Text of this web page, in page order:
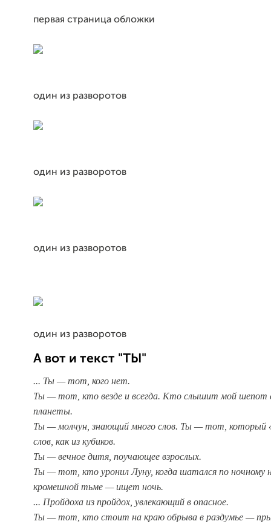
первая страница обложки
один из разворотов
один из разворотов
один из разворотов
один из разворотов
А вот и текст "ТЫ"
... Ты — тот, кого нет.
Ты — тот, кто везде и всегда. Кто слышит мой шепот
планеты.
Ты — молчун, знающий много слов. Ты — тот, который
слов, как из кубиков.
Ты — вечное дитя, поучающее взрослых.
Ты — тот, кто уронил Луну, когда шатался по ночному
кромешной тьме — ищет ночь.
... Пройдоха из пройдох, увлекающий в опасное.
Ты — тот, кто стоит на краю обрыва в раздумье —